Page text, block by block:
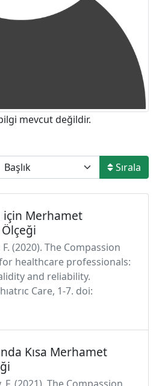
mevcut değildir.
Sırala
için Merhamet
F. (2020). The Compassion
healthcare professionals:
and reliability.
Care, 1-7. doi:
Kısa Merhamet